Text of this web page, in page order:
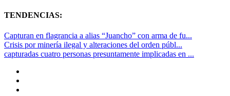
TENDENCIAS:
Capturan en flagrancia a alias “Juancho” con arma de fu...
Crisis por minería ilegal y alteraciones del orden públ...
capturadas cuatro personas presuntamente implicadas en ...